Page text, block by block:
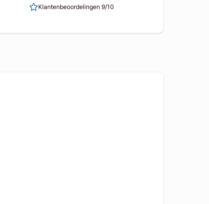
Klantenbeoordelingen 9/10